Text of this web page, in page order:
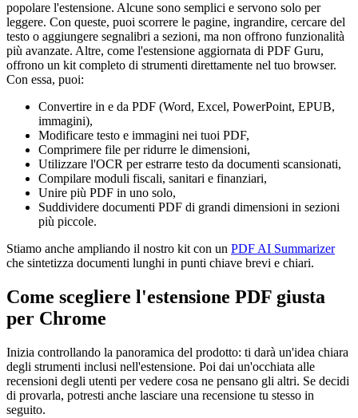
popolare l'estensione. Alcune sono semplici e servono solo per
leggere. Con queste, puoi scorrere le pagine, ingrandire, cercare del
testo o aggiungere segnalibri a sezioni, ma non offrono funzionalità
più avanzate. Altre, come l'estensione aggiornata di PDF Guru,
offrono un kit completo di strumenti direttamente nel tuo browser.
Con essa, puoi:
Convertire in e da PDF (Word, Excel, PowerPoint, EPUB,
immagini),
Modificare testo e immagini nei tuoi PDF,
Comprimere file per ridurre le dimensioni,
Utilizzare l'OCR per estrarre testo da documenti scansionati,
Compilare moduli fiscali, sanitari e finanziari,
Unire più PDF in uno solo,
Suddividere documenti PDF di grandi dimensioni in sezioni
più piccole.
Stiamo anche ampliando il nostro kit con un PDF AI Summarizer
che sintetizza documenti lunghi in punti chiave brevi e chiari.
Come scegliere l'estensione PDF giusta
per Chrome
Inizia controllando la panoramica del prodotto: ti darà un'idea chiara
degli strumenti inclusi nell'estensione. Poi dai un'occhiata alle
recensioni degli utenti per vedere cosa ne pensano gli altri. Se decidi
di provarla, potresti anche lasciare una recensione tu stesso in
seguito.